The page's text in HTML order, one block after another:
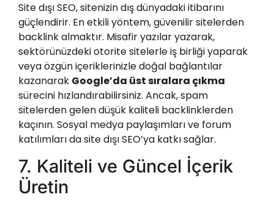
Site dışı SEO, sitenizin dış dünyadaki itibarını
güçlendirir. En etkili yöntem, güvenilir sitelerden
backlink almaktır. Misafir yazılar yazarak,
sektörünüzdeki otorite sitelerle iş birliği yaparak
veya özgün içeriklerinizle doğal bağlantılar
kazanarak Google’da üst sıralara çıkma
sürecini hızlandırabilirsiniz. Ancak, spam
sitelerden gelen düşük kaliteli backlinklerden
kaçının. Sosyal medya paylaşımları ve forum
katılımları da site dışı SEO’ya katkı sağlar.
7. Kaliteli ve Güncel İçerik
Üretin